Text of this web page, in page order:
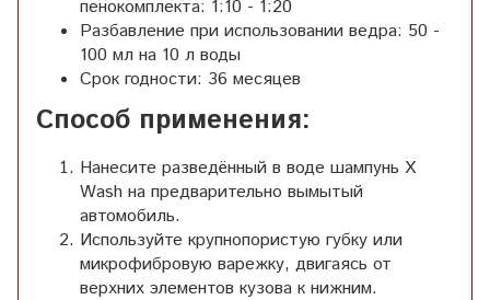
пенокомплекта: 1:10 - 1:20
Разбавление при использовании ведра: 50 -
100 мл на 10 л воды
Срок годности: 36 месяцев
Способ применения:
Нанесите разведённый в воде шампунь X
Wash на предварительно вымытый
автомобиль.
Используйте крупнопористую губку или
микрофибровую варежку, двигаясь от
верхних элементов кузова к нижним.